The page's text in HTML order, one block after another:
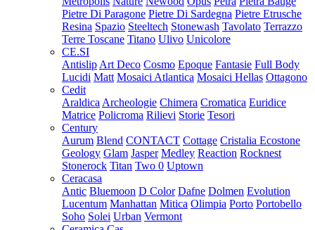
Pietre Di Paragone Pietre Di Sardegna Pietre Etrusche
Resina Spazio Steeltech Stonewash Tavolato Terrazzo
Terre Toscane Titano Ulivo Unicolore
CE.SI
Antislip Art Deco Cosmo Epoque Fantasie Full Body
Lucidi Matt Mosaici Atlantica Mosaici Hellas Ottagono
Cedit
Araldica Archeologie Chimera Cromatica Euridice
Matrice Policroma Rilievi Storie Tesori
Century
Aurum Blend CONTACT Cottage Cristalia Ecostone
Geology Glam Jasper Medley Reaction Rocknest
Stonerock Titan Two 0 Uptown
Ceracasa
Antic Bluemoon D Color Dafne Dolmen Evolution
Lucentum Manhattan Mitica Olimpia Porto Portobello
Soho Solei Urban Vermont